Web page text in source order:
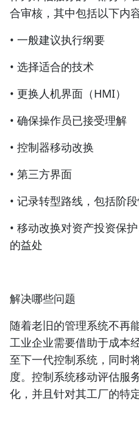
合审核，其中包括以下内
• 一般建议执行纲要
• 选择适合的技术
• 更换人机界面（HMI）
• 确保操作员已接受理解
• 控制器移动改换
• 第三方界面
• 记录转型路线，包括阶
• 移动改换对资产投资保
的益处
解决哪些问题
随着老旧的管理系统不再
工业企业需要借助于成本
至下一代控制系统，同时
度。控制系统移动评估服
化，并且针对其工厂的特